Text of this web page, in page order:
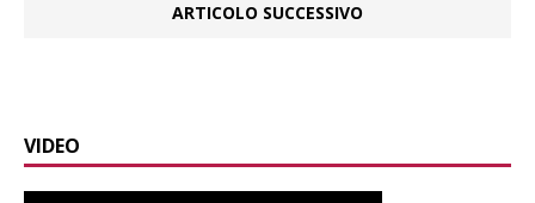
ARTICOLO SUCCESSIVO
VIDEO